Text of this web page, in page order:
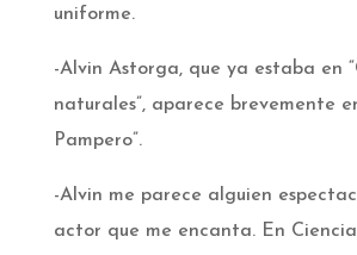
uniforme.
-Alvin Astorga, que ya estaba en
naturales”, aparece brevemente
Pampero”.
-Alvin me parece alguien
actor que me encanta. En